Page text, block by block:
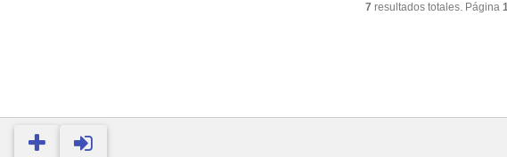
7 resultados totales. Página